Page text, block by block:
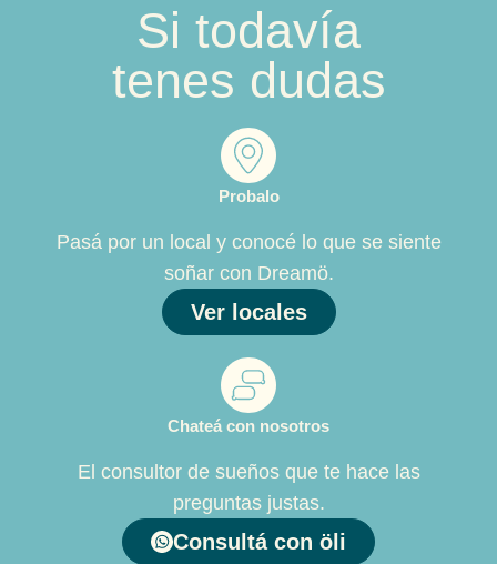
Si todavía
tenes dudas
Probalo
Pasá por un local y conocé lo que se siente
soñar con Dreamö.
Ver locales
Chateá con nosotros
El consultor de sueños que te hace las
preguntas justas.
Consultá con öli